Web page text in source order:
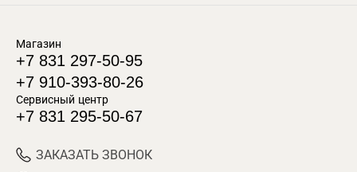
Магазин
+7 831 297-50-95
+7 910-393-80-26
Сервисный центр
+7 831 295-50-67
ЗАКАЗАТЬ ЗВОНОК